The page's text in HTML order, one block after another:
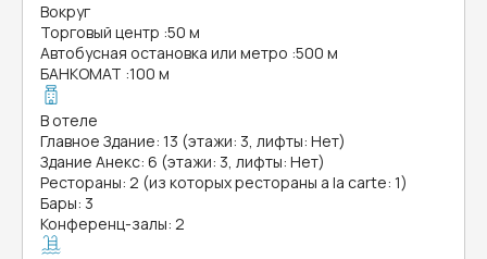
Вокруг
Торговый центр :50 м
Автобусная остановка или метро :500 м
БАНКОМАТ :100 м
В отеле
Главное Здание: 13 (этажи: 3, лифты: Нет)
Здание Анекс: 6 (этажи: 3, лифты: Нет)
Рестораны: 2 (из которых рестораны a la carte: 1)
Бары: 3
Конференц-залы: 2